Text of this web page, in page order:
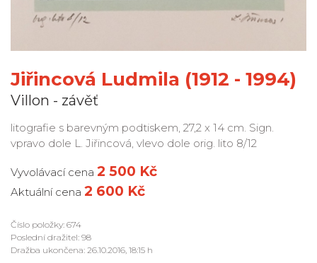
Jiřincová Ludmila (1912 - 1994)
Villon - závěť
litografie s barevným podtiskem, 27,2 x 14 cm. Sign.
vpravo dole L. Jiřincová, vlevo dole orig. lito 8/12
Vyvolávací cena 2 500 Kč
Aktuální cena 2 600 Kč
Číslo položky: 674
Poslední dražitel: 98
Dražba ukončena: 26.10.2016, 18:15 h